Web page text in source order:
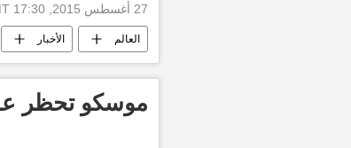
27 أغسطس 2015, 17:30 GMT
العالم الأخبار
موسكو تحظر